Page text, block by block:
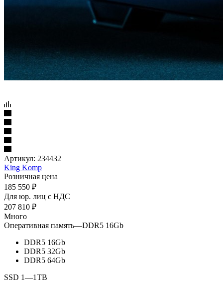
Артикул: 234432
King Komp
Розничная цена
185 550 ₽
Для юр. лиц c НДС
207 810 ₽
Много
Оперативная память—DDR5 16Gb
DDR5 16Gb
DDR5 32Gb
DDR5 64Gb
SSD 1—1TB